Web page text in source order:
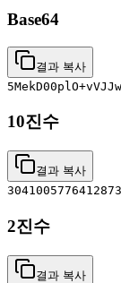
Base64
결과 복사
10진수
결과 복사
2진수
결과 복사